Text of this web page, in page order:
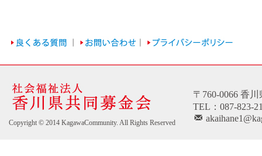
Copyright © 2014 KagawaCommunity. All Rights Reserved
〒760-0066 香
TEL：087-823-